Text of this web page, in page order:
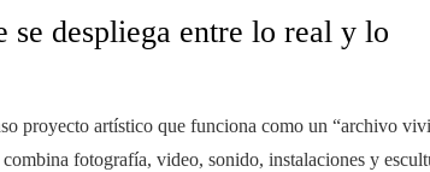
despliega entre lo real y lo
proyecto artístico que funciona como un “archivo
fotografía, video, sonido, instalaciones y